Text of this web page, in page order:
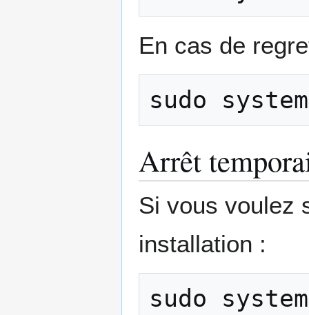
En cas de
sudo
Arrêt
Si vous voulez
installation :
sudo